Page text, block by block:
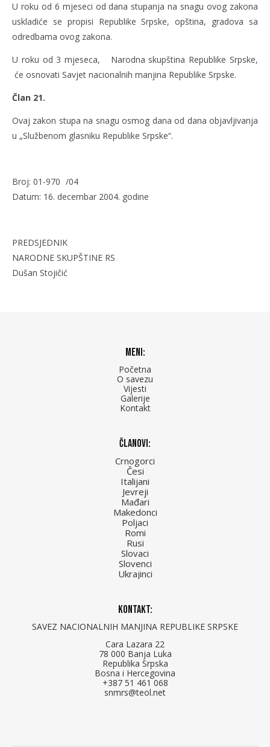
U roku od 6 mjeseci od dana stupanja na snagu ovog zakona
uskladiće se propisi Republike Srpske, opština, gradova sa
odredbama ovog zakona.
U roku od 3 mjeseca, Narodna skupština Republike Srpske,
će osnovati Savjet nacionalnih manjina Republike Srpske.
Član 21.
Ovaj zakon stupa na snagu osmog dana od dana objavljivanja
u „Službenom glasniku Republike Srpske“.
Broj: 01-970 /04
Datum: 16. decembar 2004. godine
PREDSJEDNIK
NARODNE SKUPŠTINE RS
Dušan Stojičić
Meni:
Početna
O savezu
Vijesti
Galerije
Kontakt
Članovi:
Crnogorci
Česi
Italijani
Jevreji
Mađari
Makedonci
Poljaci
Romi
Rusi
Slovaci
Slovenci
Ukrajinci
Kontakt:
SAVEZ NACIONALNIH MANJINA REPUBLIKE SRPSKE
Cara Lazara 22
78 000 Banja Luka
Republika Srpska
Bosna i Hercegovina
+387 51 461 068
snmrs@teol.net